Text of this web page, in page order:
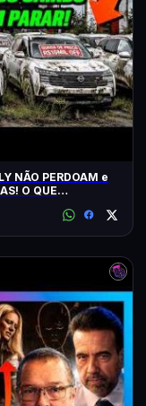
NÃO PERDOAM e